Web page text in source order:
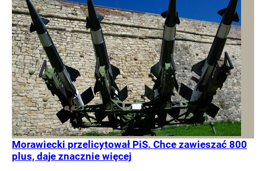
Morawiecki przelicytował PiS. Chce zawieszać 800
plus, daje znacznie więcej